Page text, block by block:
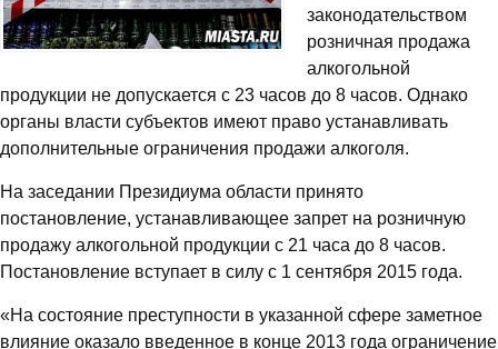
законодательством
розничная продажа
алкогольной
продукции не допускается с 23 часов до 8 часов. Однако
органы власти субъектов имеют право устанавливать
дополнительные ограничения продажи алкоголя.
На заседании Президиума области принято
постановление, устанавливающее запрет на розничную
продажу алкогольной продукции с 21 часа до 8 часов.
Постановление вступает в силу с 1 сентября 2015 года.
«На состояние преступности в указанной сфере заметное
влияние оказало введенное в конце 2013 года ограничение